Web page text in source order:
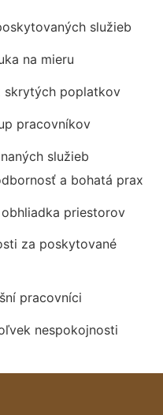
služieb
na mieru
skrytých poplatkov
pracovníkov
služieb
a bohatá prax
priestorov
za poskytované
pracovníci
nespokojnosti